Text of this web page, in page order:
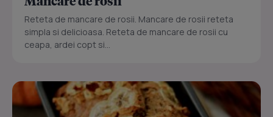
Reteta de mancare de rosii. Mancare de rosii reteta
simpla si delicioasa. Reteta de mancare de rosii cu
ceapa, ardei copt si...